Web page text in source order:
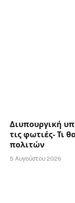
Διυπουργική
τις φωτιές- Τι
πολιτών
5 Αυγούστου 2026